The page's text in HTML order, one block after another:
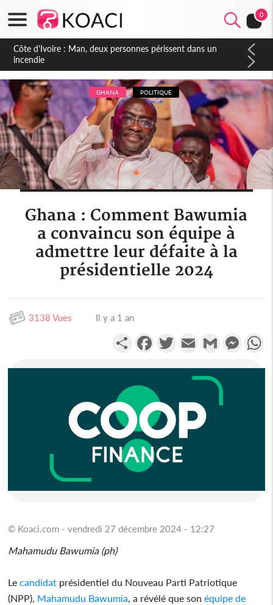
0
Côte d'Ivoire : Séileu, la célébration de la fête nationale
transformée en vaste campagne contre les produits
dépigmentants dangereux
GHANA POLITIQUE
Ghana : Comment Bawumia
a convaincu son équipe à
admettre leur défaite à la
présidentielle 2024
3138 Vues Il y a 1 an
PartagerFacebookTwitterEmail Gmail
© Koaci.com - vendredi 27 décembre 2024 - 12:27
Mahamudu Bawumia (ph)
Le candidat présidentiel du Nouveau Parti Patriotique
(NPP), Mahamudu Bawumia , a révélé que son équipe de